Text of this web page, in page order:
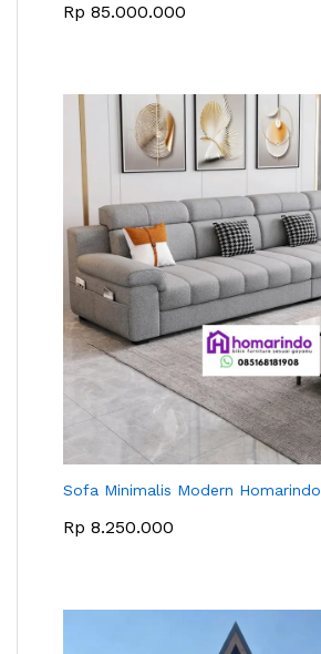
Rp 85.000.000
Sofa Minimalis Modern Homarindo
Rp 8.250.000